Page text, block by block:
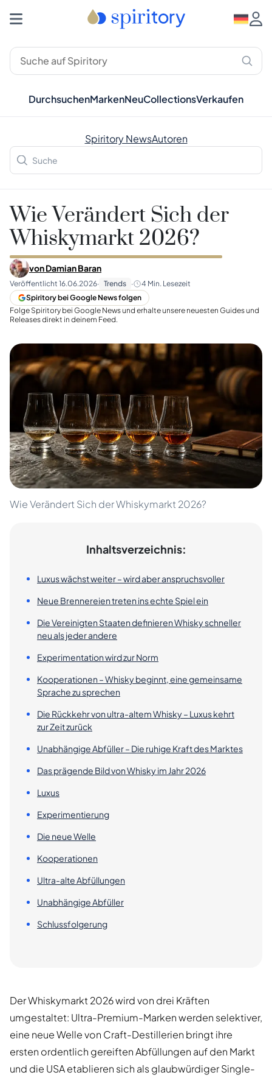
DurchsuchenMarkenNeuCollectionsVerkaufen
Spiritory NewsAutoren
Wie Verändert Sich der
Whiskymarkt 2026?
vonDamian Baran
Veröffentlicht 16.06.2026· Trends · 4 Min. Lesezeit
Spiritory bei Google News folgen
Folge Spiritory bei Google News und erhalte unsere neuesten Guides und
Releases direkt in deinem Feed.
Wie Verändert Sich der Whiskymarkt 2026?
Inhaltsverzeichnis:
Luxus wächst weiter – wird aber anspruchsvoller
Neue Brennereien treten ins echte Spiel ein
Die Vereinigten Staaten definieren Whisky schneller
neu als jeder andere
Experimentation wird zur Norm
Kooperationen – Whisky beginnt, eine gemeinsame
Sprache zu sprechen
Die Rückkehr von ultra-altem Whisky – Luxus kehrt
zur Zeit zurück
Unabhängige Abfüller – Die ruhige Kraft des Marktes
Das prägende Bild von Whisky im Jahr 2026
Luxus
Experimentierung
Die neue Welle
Kooperationen
Ultra-alte Abfüllungen
Unabhängige Abfüller
Schlussfolgerung
Der Whiskymarkt 2026 wird von drei Kräften
umgestaltet: Ultra-Premium-Marken werden selektiver,
eine neue Welle von Craft-Destillerien bringt ihre
ersten ordentlich gereiften Abfüllungen auf den Markt
und die USA etablieren sich als glaubwürdiger Single-